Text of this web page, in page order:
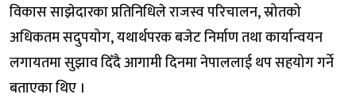
विकास साझेदारका प्रतिनिधिले राजस्व परिचालन, स्रोतको
अधिकतम सदुपयोग, यथार्थपरक बजेट निर्माण तथा कार्यान्वयन
लगायतमा सुझाव दिँदै आगामी दिनमा नेपाललाई थप सहयोग गर्ने
बताएका थिए ।